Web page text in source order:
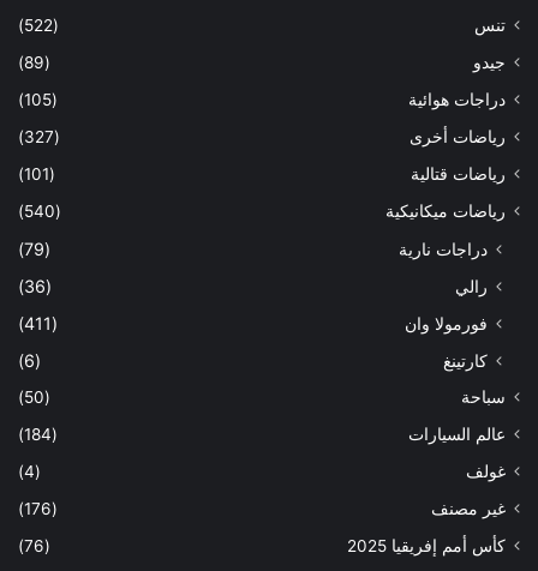
تنس
(522)
جيدو
(89)
دراجات هوائية
(105)
رياضات أخرى
(327)
رياضات قتالية
(101)
رياضات ميكانيكية
(540)
دراجات نارية
(79)
رالي
(36)
فورمولا وان
(411)
كارتينغ
(6)
سباحة
(50)
عالم السيارات
(184)
غولف
(4)
غير مصنف
(176)
كأس أمم إفريقيا 2025
(76)